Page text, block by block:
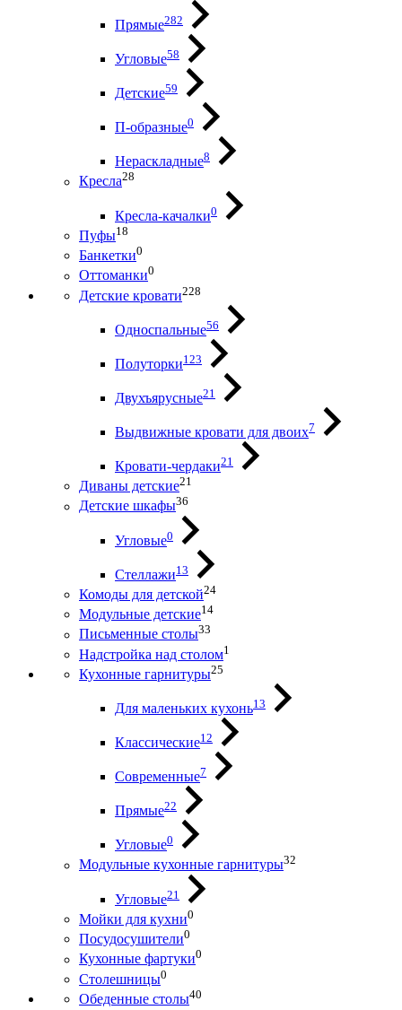
Прямые282
Угловые58
Детские59
П-образные0
Нераскладные8
Кресла28
Кресла-качалки0
Пуфы18
Банкетки0
Оттоманки0
Детские кровати228
Односпальные56
Полуторки123
Двухъярусные21
Выдвижные кровати для двоих7
Кровати-чердаки21
Диваны детские21
Детские шкафы36
Угловые0
Стеллажи13
Комоды для детской24
Модульные детские14
Письменные столы33
Надстройка над столом1
Кухонные гарнитуры25
Для маленьких кухонь13
Классические12
Современные7
Прямые22
Угловые0
Модульные кухонные гарнитуры32
Угловые21
Мойки для кухни0
Посудосушители0
Кухонные фартуки0
Столешницы0
Обеденные столы40